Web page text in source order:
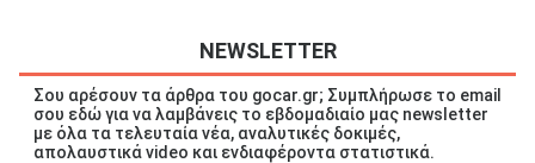
NEWSLETTER
Σου αρέσουν τα άρθρα του gocar.gr; Συμπλήρωσε το email
σου εδώ για να λαμβάνεις το εβδομαδιαίο μας newsletter
με όλα τα τελευταία νέα, αναλυτικές δοκιμές,
απολαυστικά video και ενδιαφέροντα στατιστικά.